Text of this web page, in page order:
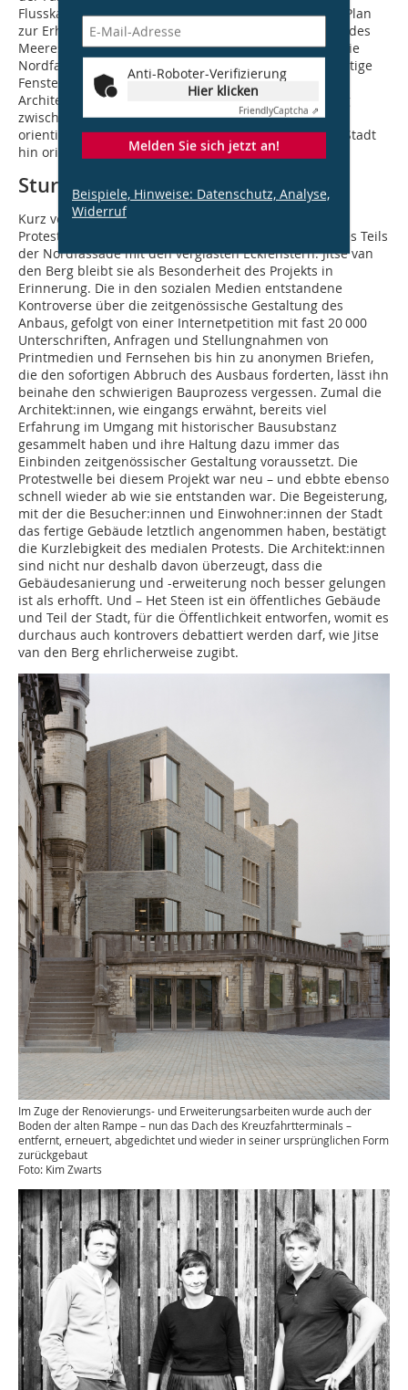
Flusskainiveau,­ greift der Entwurf bereits dem Sigma Plan
zur Erhöhung der Flussdämme als Folge des Anstiegs des
Meeresspiegels durch die Klimaveränderungen vor. Die
Nordfassade hingegen zeichnet sich durch großformatige
Fenster mit Edelstahlrahmen aus. Im Verständnis der
Architekt:innen wurde damit die klare Differenzierung
zwischen der monolithischen und zum Fluss hin
orientierten Westfassade und der offeneren und zur Stadt
hin orientierten Nordfassade unterstrichen.
Sturm der Empörung
Kurz vor der Fertigstellung des Bauwerks brach eine
Protestlawine los, ausgelöst durch die Enthüllung eines Teils
der Nordfassade mit den verglasten Eckfenstern. Jitse van
den Berg bleibt sie als Besonderheit des Projekts in
Erinnerung. Die in den sozialen Medien entstandene
Kontroverse über die zeitgenössische Gestaltung des
Anbaus, gefolgt von einer Internet­petition mit fast 20 000
Unterschriften, Anfragen und Stellungnahmen von
Printmedien und Fernsehen bis hin zu anonymen Briefen,
die den sofortigen Abbruch des Ausbaus forderten, lässt ihn
beinahe den schwierigen Bauprozess vergessen. Zumal die
Architekt:innen, wie eingangs erwähnt, bereits viel
Erfahrung im Umgang mit historischer Bausubstanz
gesammelt haben und ihre Haltung dazu immer das
Einbinden zeitgenössischer Gestaltung voraussetzt. Die
Protestwelle bei diesem Projekt war neu – und ebbte ebenso
schnell wieder ab wie sie entstanden war. Die Begeisterung,
mit der die Besucher:innen und Einwohner:innen der Stadt
das fertige Gebäude letztlich angenommen haben, bestätigt
die Kurz­lebigkeit des medialen Protests. Die Architekt:innen
sind nicht nur deshalb davon überzeugt, dass die
Gebäudesanierung und -erweiterung noch besser gelungen
ist als erhofft. Und – Het Steen ist ein öffentliches Gebäude
und Teil der Stadt, für die Öffentlichkeit entworfen, womit es
durchaus auch kontrovers debattiert werden darf, wie Jitse
van den Berg ehrlicherweise zugibt.
Im Zuge der Renovierungs- und Erweiterungsarbeiten wurde auch der
Boden der alten Rampe – nun das Dach des Kreuzfahrtterminals –
entfernt, erneuert, abgedichtet und wieder in seiner ursprünglichen Form
zurückgebaut
Foto: Kim Zwarts
Anti-Roboter-Verifizierung
Hier klicken
FriendlyCaptcha ⇗
Melden Sie sich jetzt an!
Beispiele, Hinweise: Datenschutz, Analyse,
Widerruf